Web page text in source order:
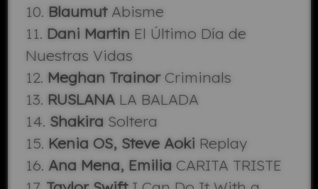
10. BlaumutAbisme
11. Dani Martin El Último Dí­a de
Nuestras Vidas
12. Meghan TrainorCriminals
13. RUSLANALA BALADA
14. Shakira Soltera
15. Kenia OS, Steve Aoki Replay
16. Ana Mena, Emilia CARITA TRISTE